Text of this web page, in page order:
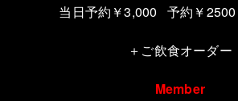
当日予約 ￥3,000 予約￥
＋ご飲食オーダー
Member